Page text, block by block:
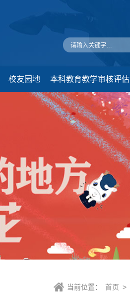
校友园地 本科教育教学审核评估
当前位置： 首页 >